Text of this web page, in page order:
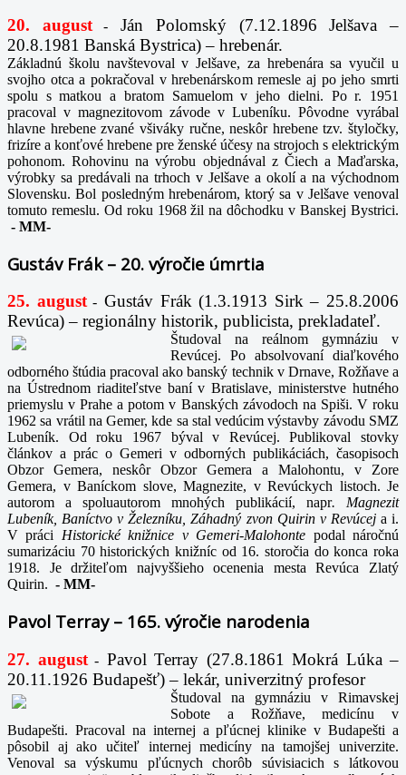
20. august-
Ján Polomský (7.12.1896 Jelšava –
20.8.1981 Banská Bystrica) – hrebenár.
Základnú školu navštevoval v Jelšave, za hrebenára sa vyučil u
svojho otca a pokračoval v hrebenárskom remesle aj po jeho smrti
spolu s matkou a bratom Samuelom v jeho dielni. Po r. 1951
pracoval v magnezitovom závode v Lubeníku. Pôvodne vyrábal
hlavne hrebene zvané všiváky ručne, neskôr hrebene tzv. štyločky,
frizíre a konťové hrebene pre ženské účesy na strojoch s elektrickým
pohonom. Rohovinu na výrobu objednával z Čiech a Maďarska,
výrobky sa predávali na trhoch v Jelšave a okolí a na východnom
Slovensku. Bol posledným hrebenárom, ktorý sa v Jelšave venoval
tomuto remeslu. Od roku 1968 žil na dôchodku v Banskej Bystrici.
- MM-
Gustáv Frák – 20. výročie úmrtia
25. august- Gustáv Frák (1.3.1913 Sirk – 25.8.2006
Revúca) – regionálny historik, publicista, prekladateľ.
Študoval na reálnom gymnáziu v
Revúcej. Po absolvovaní diaľkového
odborného štúdia pracoval ako banský technik v Drnave, Rožňave a
na Ústrednom riaditeľstve baní v Bratislave, ministerstve hutného
priemyslu v Prahe a potom v Banských závodoch na Spiši. V roku
1962 sa vrátil na Gemer, kde sa stal vedúcim výstavby závodu SMZ
Lubeník. Od roku 1967 býval v Revúcej. Publikoval stovky
článkov a prác o Gemeri v odborných publikáciách, časopisoch
Obzor Gemera, neskôr Obzor Gemera a Malohontu, v Zore
Gemera, v Baníckom slove, Magnezite, v Revúckych listoch. Je
autorom a spoluautorom mnohých publikácií, napr. Magnezit
Lubeník, Baníctvo v Železníku, Záhadný zvon Quirin v Revúcej a i.
V práci Historické knižnice v Gemeri-Malohonte podal náročnú
sumarizáciu 70 historických knižníc od 16. storočia do konca roka
1918. Je držiteľom najvyššieho ocenenia mesta Revúca Zlatý
Quirin. - MM-
Pavol Terray – 165. výročie narodenia
27. august- Pavol Terray (27.8.1861 Mokrá Lúka –
20.11.1926 Budapešť) – lekár, univerzitný profesor
Študoval na gymnáziu v Rimavskej
Sobote a Rožňave, medicínu v
Budapešti. Pracoval na internej a pľúcnej klinike v Budapešti a
pôsobil aj ako učiteľ internej medicíny na tamojšej univerzite.
Venoval sa výskumu pľúcnych chorôb súvisiacich s látkovou